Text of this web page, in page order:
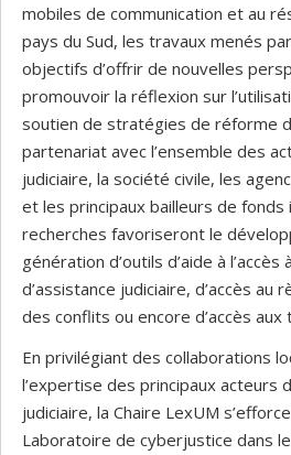
mobiles de communication et au
pays du Sud, les travaux menés
objectifs d’offrir de nouvelles
promouvoir la réflexion sur
soutien de stratégies de réforme
partenariat avec l’ensemble des
judiciaire, la société civile, les
et les principaux bailleurs de fonds
recherches favoriseront le
génération d’outils d’aide à
d’assistance judiciaire, d’accès au
des conflits ou encore d’accès aux
En privilégiant des collaborations
l’expertise des principaux acteurs
judiciaire, la Chaire LexUM
Laboratoire de cyberjustice dans